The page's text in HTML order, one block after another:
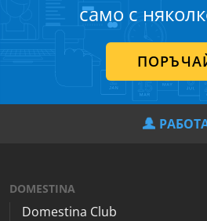
само с
DOMESTINA
Domestina Club